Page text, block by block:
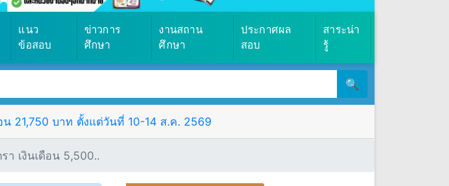
แนว
ข้อสอบ
ข่าวการ
ศึกษา
งานสถาน
ศึกษา
ประกาศผล
สอบ
สาระน่า
รู้
🔍
21,750 บาท ตั้งแต่วันที่ 10-14 ส.ค. 2569
เงินเดือน 5,500..